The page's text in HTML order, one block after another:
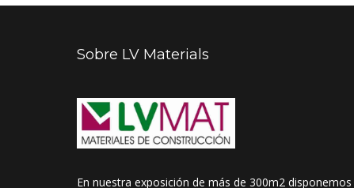
Sobre LV Materials
En nuestra exposición de más de 300m2 disponemos